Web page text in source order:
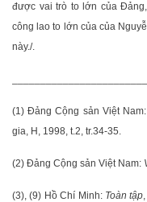
được vai trò to lớn của
công lao to lớn của của
này./.
(1) Đảng Cộng sản Việt Nam:
gia, H, 1998, t.2, tr.34-35.
(2) Đảng Cộng sản Việt Nam:
(3), (9) Hồ Chí Minh: Toàn tập